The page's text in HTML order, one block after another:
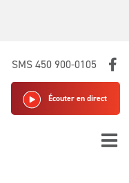
SMS 450 900-0105
Écouter en direct